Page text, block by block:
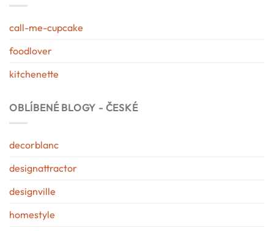
call-me-cupcake
foodlover
kitchenette
OBLÍBENÉ BLOGY - ČESKÉ
decorblanc
designattractor
designville
homestyle